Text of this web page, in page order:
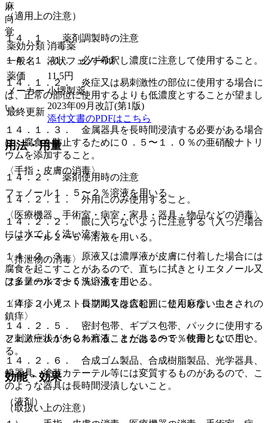
（適用上の注意）
１４．１． 薬剤調製時の注意
１４．１．１． 必ず希釈し濃度に注意して使用すること。
１４．１．２． 炎症又は易刺激性の部位に使用する場合に
は、正常の部位に使用するよりも低濃度とすることが望まし
い。
１４．１．３． 金属器具を長時間浸漬する必要がある場合
は、腐食を防止するために０．５〜１．０％の亜硝酸ナトリ
ウムを添加すること。
１４．２． 薬剤使用時の注意
１４．２．１． 外用にのみ使用すること。
１４．２．２． 眼に入らないように注意する（入った場合
には水でよく洗い流す）。
１４．２．３． 原液又は濃厚液が皮膚に付着した場合には
腐食を起こすことがあるので、直ちに拭きとりエタノール又
は多量の水でよく洗い流すこと。
１４．２．４． 長期間又は広範囲に使用しないこと。
１４．２．５． 密封包帯、ギプス包帯、パックに使用する
と刺激症状があらわれることがあるので、使用しないこと。
１４．２．６． 合成ゴム製品、合成樹脂製品、光学器具、
鏡器具、塗装カテーテル等には変質するものがあるので、こ
のような器具は長時間浸漬しないこと。
（取扱い上の注意）
麻
向
覚
薬効分類 消毒薬
一般名
液状フェノール
薬価
11.5円
メーカー 小堺製薬
最終更新
2023年09月改訂(第1版)
添付文書のPDFはこちら
用法・用量
〈手指・皮膚の消毒〉
フェノール１．５〜２％溶液を用いる。
〈医療機器、手術室・病室・家具・器具・物品などの消毒〉
フェノール２〜５％溶液を用いる。
〈排泄物の消毒〉
フェノール３〜５％溶液を用いる。
〈痒疹（小児ストロフルスを含む）、じん麻疹、虫さされの
鎮痒〉
フェノール１〜２％溶液、または２〜５％軟膏として用い
る。
効能・効果
（液剤）